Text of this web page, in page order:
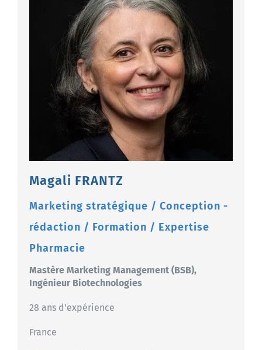
Magali FRANTZ
Marketing stratégique / Conception -
rédaction / Formation / Expertise
Pharmacie
Mastère Marketing Management (BSB),
Ingénieur Biotechnologies
28 ans d'expérience
France